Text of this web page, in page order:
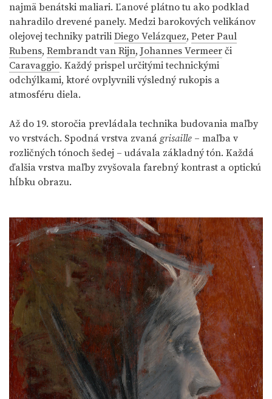
najmä benátski maliari. Ľanové plátno tu ako podklad
nahradilo drevené panely. Medzi barokových velikánov
olejovej techniky patrili Diego Velázquez, Peter Paul
Rubens, Rembrandt van Rijn, Johannes Vermeer či
Caravaggio. Každý prispel určitými technickými
odchýlkami, ktoré ovplyvnili výsledný rukopis a
atmosféru diela.
Až do 19. storočia prevládala technika budovania maľby
vo vrstvách. Spodná vrstva zvaná grisaille – maľba v
rozličných tónoch šedej – udávala základný tón. Každá
ďalšia vrstva maľby zvyšovala farebný kontrast a optickú
hĺbku obrazu.